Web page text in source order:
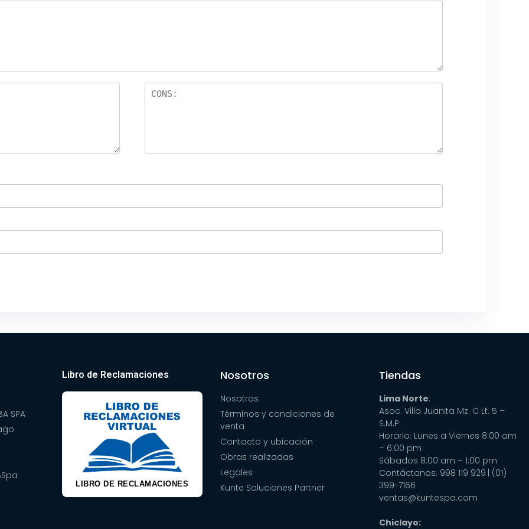
SPA
Libro de Reclamaciones
LIBRO DE RECLAMACIONES
Nosotros
Nosotros
Términos y condiciones de
venta
Contacto y ubicación
Obras realizadas
Legales
Kunte Soluciones Partner
Tiendas
Lima Norte:
Asoc. Villa Juanita Mz. C Lt. 5 –
S.M.P.
Horario: Lunes a Viernes 8:00 am
– 6:00 pm
Sábados 8:00 am – 1:00 pm
Contáctanos: 998 119 929 | (01)
399-7166
ventas@kuntespa.com
Chiclayo: